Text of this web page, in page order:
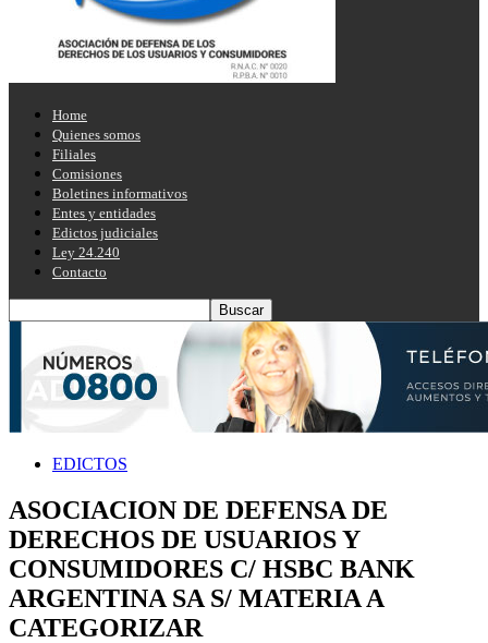
Home
Quienes somos
Filiales
Comisiones
Boletines informativos
Entes y entidades
Edictos judiciales
Ley 24.240
Contacto
EDICTOS
ASOCIACION DE DEFENSA DE
DERECHOS DE USUARIOS Y
CONSUMIDORES C/ HSBC BANK
ARGENTINA SA S/ MATERIA A
CATEGORIZAR